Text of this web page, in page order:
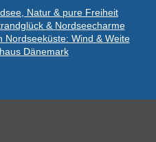
Natur & pure Freiheit
& Nordseecharme
Nordseeküste: Wind & Weite
Dänemark